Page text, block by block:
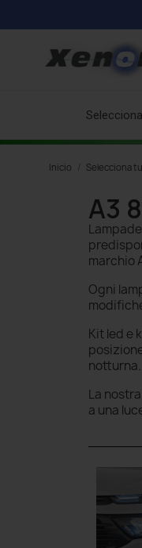
Inicio Selecciona
A3
marchio
Ogni
Kit led e
notturna.
La
a una